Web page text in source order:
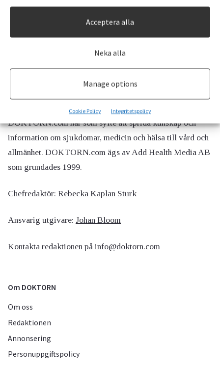
Acceptera alla
Neka alla
Manage options
Cookie Policy Integritetspolicy
DOKTORN.com har som syfte att sprida kunskap och
information om sjukdomar, medicin och hälsa till vård och
allmänhet. DOKTORN.com ägs av Add Health Media AB
som grundades 1999.
Chefredaktör: Rebecka Kaplan Sturk
Ansvarig utgivare: Johan Bloom
Kontakta redaktionen på info@doktorn.com
Om DOKTORN
Om oss
Redaktionen
Annonsering
Personuppgiftspolicy